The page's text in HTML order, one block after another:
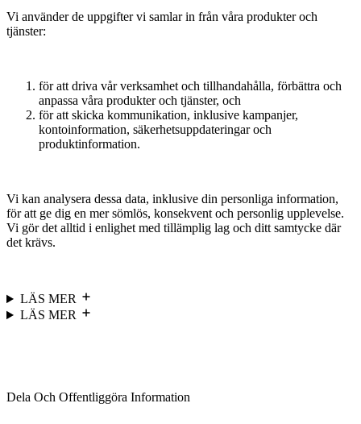
Vi använder de uppgifter vi samlar in från våra produkter och
tjänster:
för att driva vår verksamhet och tillhandahålla, förbättra och
anpassa våra produkter och tjänster, och
för att skicka kommunikation, inklusive kampanjer,
kontoinformation, säkerhetsuppdateringar och
produktinformation.
Vi kan analysera dessa data, inklusive din personliga information,
för att ge dig en mer sömlös, konsekvent och personlig upplevelse.
Vi gör det alltid i enlighet med tillämplig lag och ditt samtycke där
det krävs.
LÄS MER
LÄS MER
Dela Och Offentliggöra Information